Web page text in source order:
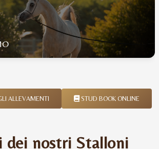
ALLEVAMENTI STUD BOOK ONLINE
dei nostri Stalloni